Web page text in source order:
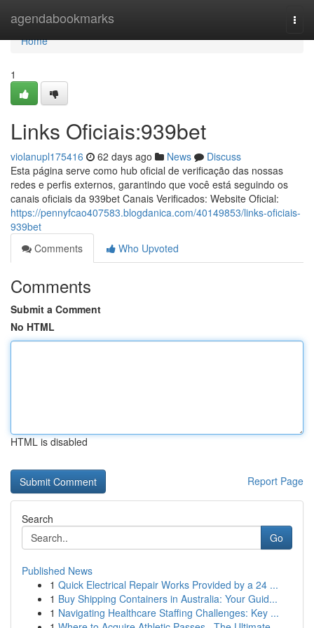
agendabookmarks
Home
Home
1
Links Oficiais:939bet
violanupl175416 62 days ago News
Discuss
Esta página serve como hub oficial de verificação das nossas
redes e perfis externos, garantindo que você está seguindo os
canais oficiais da 939bet Canais Verificados: Website Oficial:
https://pennyfcao407583.blogdanica.com/40149853/links-oficiais-
939bet
Comments
Who Upvoted
Comments
Submit a Comment
No HTML
HTML is disabled
Report Page
Search
Go
Published News
1 Quick Electrical Repair Works Provided by a 24 ...
1 Buy Shipping Containers in Australia: Your Guid...
1 Navigating Healthcare Staffing Challenges: Key ...